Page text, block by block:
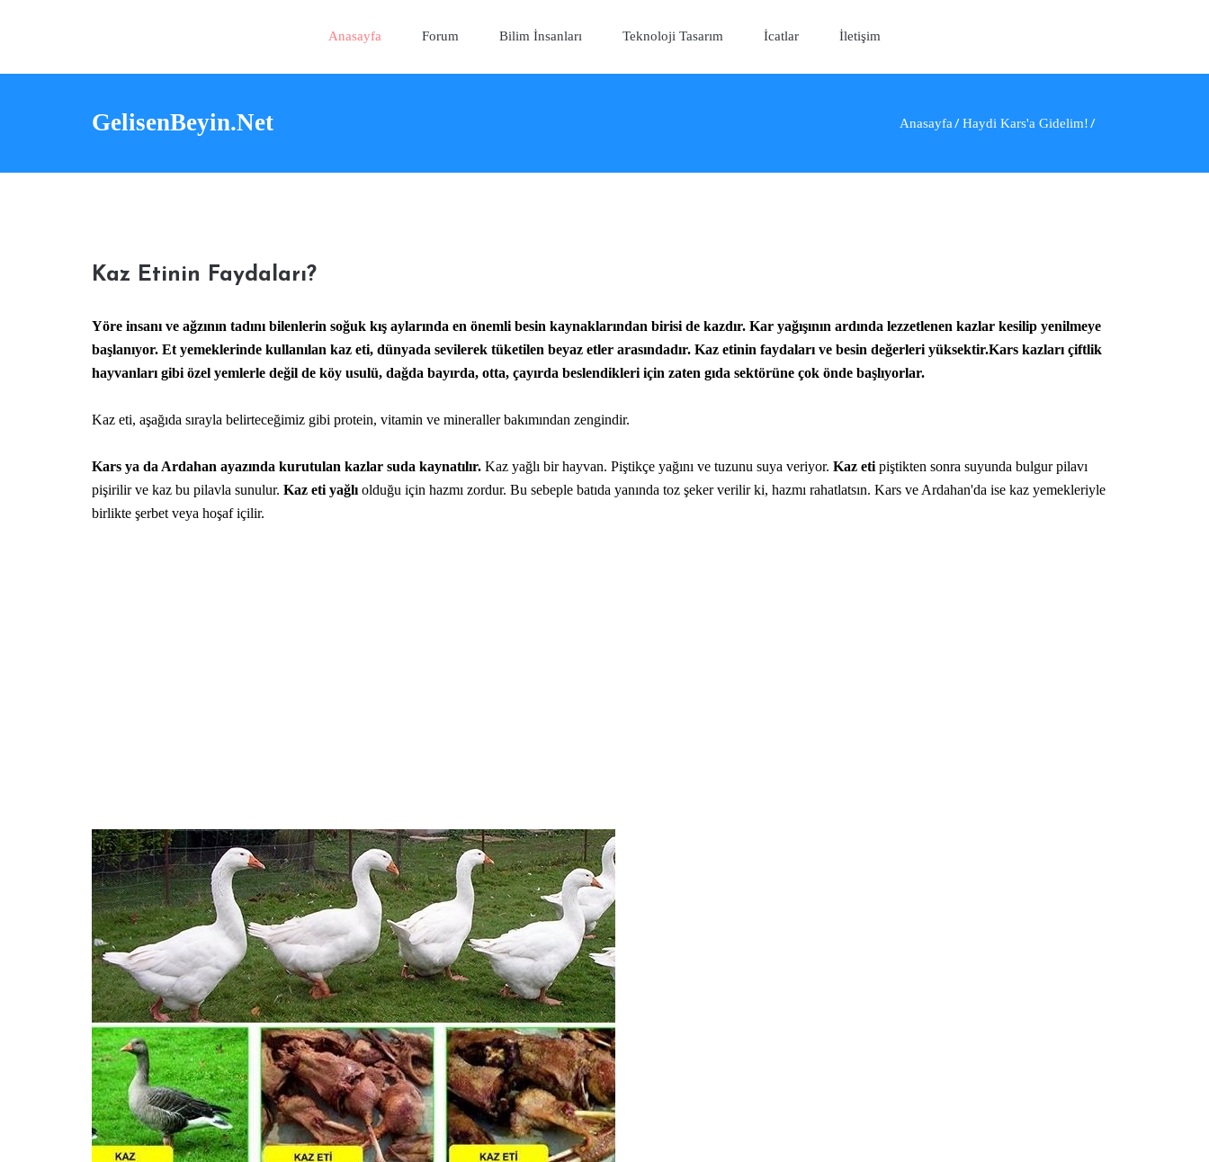
Anasayfa Forum Bilim İnsanları Teknoloji Tasarım İcatlar İletişim
GelisenBeyin.Net Anasayfa Haydi Kars'a Gidelim!
Kaz Etinin Faydaları?
Yöre insanı ve ağzının tadını bilenlerin soğuk kış aylarında en önemli besin kaynaklarından birisi de kazdır. Kar yağışının ardında lezzetlenen kazlar kesilip yenilmeye
başlanıyor. Et yemeklerinde kullanılan kaz eti, dünyada sevilerek tüketilen beyaz etler arasındadır. Kaz etinin faydaları ve besin değerleri yüksektir.Kars kazları çiftlik
hayvanları gibi özel yemlerle değil de köy usulü, dağda bayırda, otta, çayırda beslendikleri için zaten gıda sektörüne çok önde başlıyorlar.
Kaz eti, aşağıda sırayla belirteceğimiz gibi protein, vitamin ve mineraller bakımından zengindir.
Kars ya da Ardahan ayazında kurutulan kazlar suda kaynatılır. Kaz yağlı bir hayvan. Piştikçe yağını ve tuzunu suya veriyor. Kaz eti piştikten sonra suyunda bulgur pilavı
pişirilir ve kaz bu pilavla sunulur. Kaz eti yağlı olduğu için hazmı zordur. Bu sebeple batıda yanında toz şeker verilir ki, hazmı rahatlatsın. Kars ve Ardahan'da ise kaz yemekleriyle
birlikte şerbet veya hoşaf içilir.